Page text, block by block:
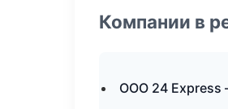
Компании в
ООО 24 Express